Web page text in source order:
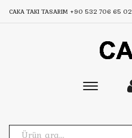
CAKA TAKI TASARIM +90 532 706 65 02
Toggle